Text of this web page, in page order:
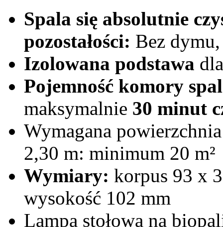
Spala się absolutnie
pozostałości: Bez
Izolowana podstawa
Pojemność komory
maksymalnie 30 minut
Wymagana
2,30 m: minimum 20 m²
Wymiary: korpus 93 x
wysokość 102 mm
Lampa stołowa na